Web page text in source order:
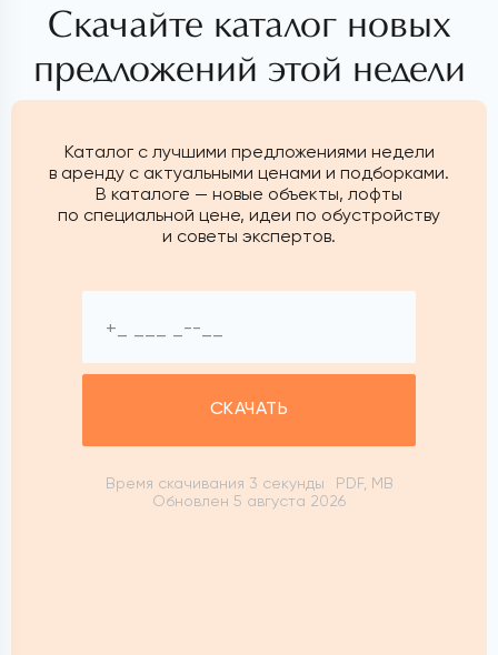
Скачайте каталог новых
предложений этой недели
Каталог с лучшими предложениями недели
в аренду с актуальными ценами и подборками.
В каталоге — новые объекты, лофты
по специальной цене, идеи по обустройству
и советы экспертов.
СКАЧАТЬ
Время скачивания 3 секунды
PDF, MB
Обновлен 5 августа 2026